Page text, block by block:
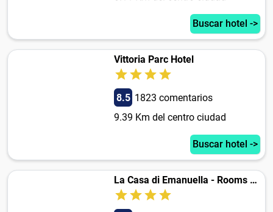
Buscar hotel ->
Vittoria Parc Hotel
8.5 1823 comentarios
9.39 Km del centro ciudad
Buscar hotel ->
La Casa di Emanuella - Rooms & International Suites